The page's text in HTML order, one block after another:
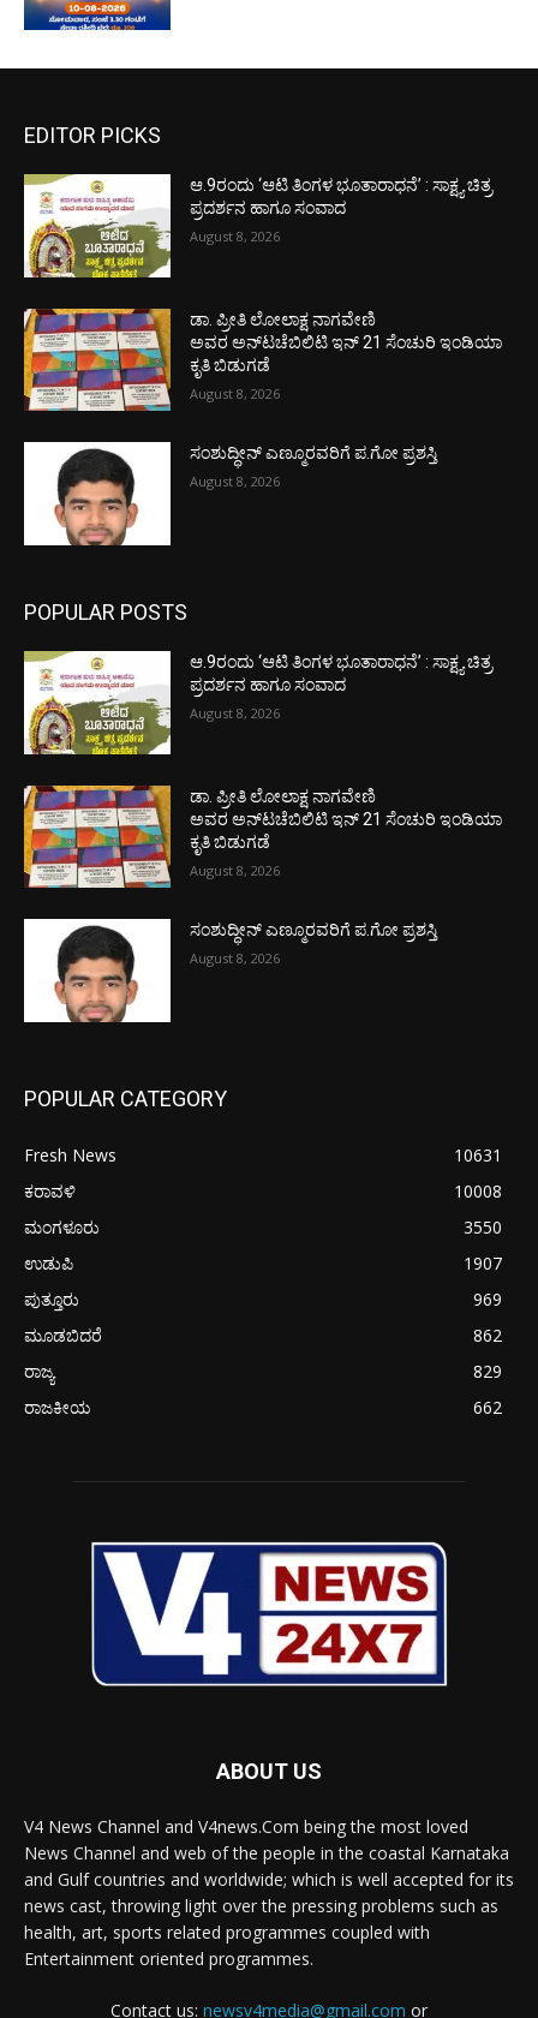
EDITOR PICKS
ಆ.9ರಂದು ‘ಆಟಿ ತಿಂಗಳ ಭೂತಾರಾಧನೆ’ : ಸಾಕ್ಷ್ಯ ಚಿತ್ರ
ಪ್ರದರ್ಶನ ಹಾಗೂ ಸಂವಾದ
August 8, 2026
ಡಾ. ಪ್ರೀತಿ ಲೋಲಾಕ್ಷ ನಾಗವೇಣಿ
ಅವರ ಅನ್‌ಟಚೆಬಿಲಿಟಿ ಇನ್ 21 ಸೆಂಚುರಿ ಇಂಡಿಯಾ
ಕೃತಿ ಬಿಡುಗಡೆ
August 8, 2026
ಸಂಶುದ್ಧೀನ್ ಎಣ್ಮೂರವರಿಗೆ ಪ.ಗೋ ಪ್ರಶಸ್ತಿ
August 8, 2026
POPULAR POSTS
ಆ.9ರಂದು ‘ಆಟಿ ತಿಂಗಳ ಭೂತಾರಾಧನೆ’ : ಸಾಕ್ಷ್ಯ ಚಿತ್ರ
ಪ್ರದರ್ಶನ ಹಾಗೂ ಸಂವಾದ
August 8, 2026
ಡಾ. ಪ್ರೀತಿ ಲೋಲಾಕ್ಷ ನಾಗವೇಣಿ
ಅವರ ಅನ್‌ಟಚೆಬಿಲಿಟಿ ಇನ್ 21 ಸೆಂಚುರಿ ಇಂಡಿಯಾ
ಕೃತಿ ಬಿಡುಗಡೆ
August 8, 2026
ಸಂಶುದ್ಧೀನ್ ಎಣ್ಮೂರವರಿಗೆ ಪ.ಗೋ ಪ್ರಶಸ್ತಿ
August 8, 2026
POPULAR CATEGORY
Fresh News
10631
ಕರಾವಳಿ
10008
ಮಂಗಳೂರು
3550
ಉಡುಪಿ
1907
ಪುತ್ತೂರು
969
ಮೂಡಬಿದರೆ
862
ರಾಜ್ಯ
829
ರಾಜಕೀಯ
662
ABOUT US
V4 News Channel and V4news.Com being the most loved
News Channel and web of the people in the coastal Karnataka
and Gulf countries and worldwide; which is well accepted for its
news cast, throwing light over the pressing problems such as
health, art, sports related programmes coupled with
Entertainment oriented programmes.
Contact us: newsv4media@gmail.com or